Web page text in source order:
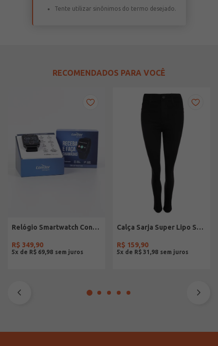
Tente utilizar sinônimos do termo desejado.
RECOMENDADOS PARA VOCÊ
Relógio Smartwatch Condor PRETO
R$ 349,90
5x de R$ 69 98
Calça Sarja Super Lipo Sawary Feminina Preto
R$ 159,90
5x de R$ 31 98